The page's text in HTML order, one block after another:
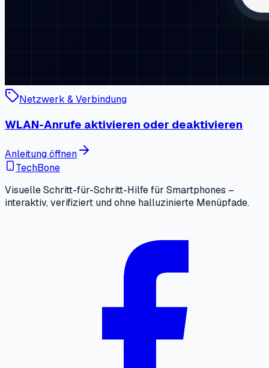
Netzwerk & Verbindung
WLAN-Anrufe aktivieren oder deaktivieren
Anleitung öffnen
TechBone
Visuelle Schritt-für-Schritt-Hilfe für Smartphones –
interaktiv, verifiziert und ohne halluzinierte Menüpfade.